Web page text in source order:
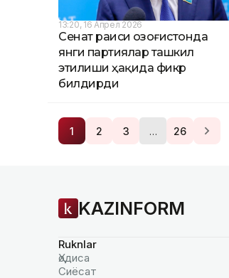
13:20, 16 Апрел 2026
Сенат раиси Қозоғистонда
янги партиялар ташкил
этилиши ҳақида фикр
билдирди
1 2 3 … 26
KAZINFORM
Ruknlar
Ҳодиса
Сиёсат